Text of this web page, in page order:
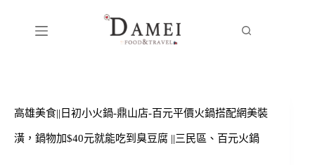
高雄美食||日初小火鍋-鼎山店-百元平價火鍋搭配網美裝
潢，鍋物加$40元就能吃到臭豆腐 ||三民區、百元火鍋